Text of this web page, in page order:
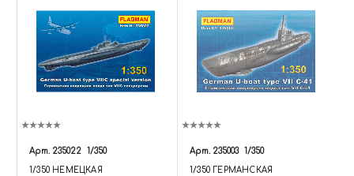
Арт. 235022 1/350
1/350 НЕМЕЦКАЯ
Арт. 235003 1/350
1/350 ГЕРМАНСКАЯ